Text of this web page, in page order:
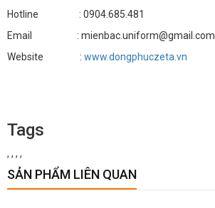
Hotline : 0904.685.481
Email : mienbac.uniform@gmail.com
Website : www.dongphuczeta.vn
Tags
, , , ,
SẢN PHẨM LIÊN QUAN